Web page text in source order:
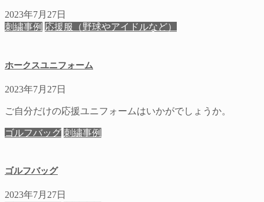
2023年7月27日
刺繍事例 応援服（野球やアイドルなど）
ホークスユニフォーム
2023年7月27日
ご自分だけの応援ユニフォームはいかがでしょうか。
ゴルフバッグ 刺繍事例
ゴルフバッグ
2023年7月27日